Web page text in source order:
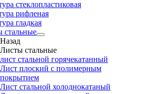
стеклопластиковая
рифленая
гладкая
стальные
Назад
Листы стальные
лист стальной горячекатанный
Лист плоский с полимерным
покрытием
Лист стальной холоднокатаный